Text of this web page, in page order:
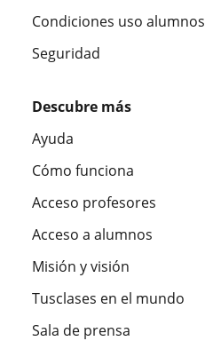
Condiciones uso alumnos
Seguridad
Descubre más
Ayuda
Cómo funciona
Acceso profesores
Acceso a alumnos
Misión y visión
Tusclases en el mundo
Sala de prensa